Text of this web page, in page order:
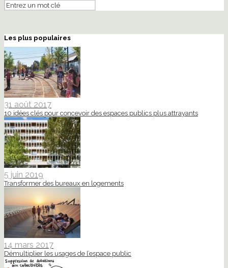
Les plus populaires
31 août 2017
10 idées clés pour concevoir des espaces publics plus attrayants
5 juin 2019
Transformer des bureaux en logements
14 mars 2017
Démultiplier les usages de l’espace public